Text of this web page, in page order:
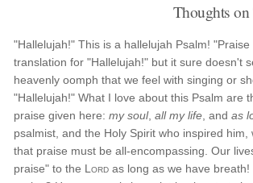
Thoughts on
"Hallelujah!" This is a hallelujah Psalm! "Praise
translation for "Hallelujah!" but it sure doesn't
heavenly oomph that we feel with singing or
"Hallelujah!" What I love about this Psalm are
praise given here:my soul,all my life , andas
psalmist, and the Holy Spirit who inspired him,
that praise must be all-encompassing. Our
praise" to the Lord as long as we have